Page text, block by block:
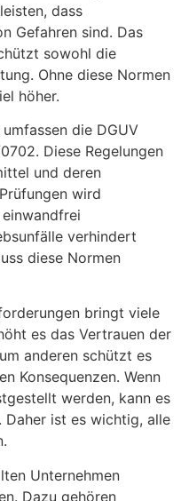
dass
Gefahren sind. Das
sowohl die
Ohne diese Normen
höher.
die DGUV
Diese Regelungen
und deren
wird
verhindert
diese Normen
bringt viele
es das Vertrauen der
anderen schützt es
Konsequenzen. Wenn
werden, kann es
Daher ist es wichtig, alle
Unternehmen
Dazu gehören